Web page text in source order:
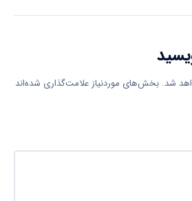
شد. بخش‌های موردنیاز علامت‌گذاری شده‌اند